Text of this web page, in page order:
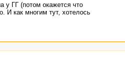
у ГГ (потом окажется что
И как многим тут, хотелось